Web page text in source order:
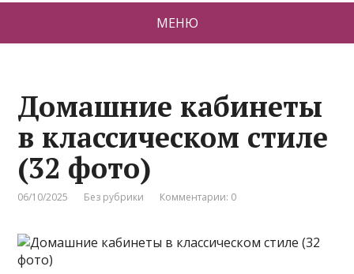
МЕНЮ
Домашние кабинеты
в классическом стиле
(32 фото)
06/10/2025 Без рубрики Комментарии: 0